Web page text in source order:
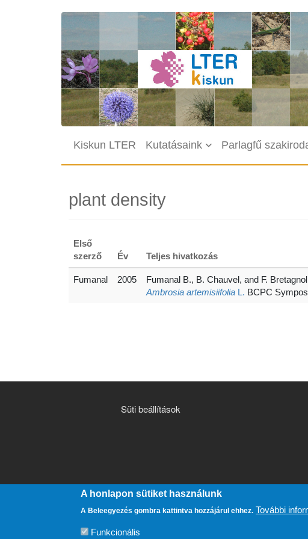
Kiskun LTER Kutatásaink Parlagfű
plant density
Első
szerző
Év Teljes hivatkozás
Fumanal 2005 Fumanal B., B. Chauvel, and F.
Ambrosia artemisiifolia L. BCPC
ESZKÖZÖK
Süti beállítások
A honlapon sütiket használunk
A Beleegyezés gombra kattintva hozzájárul ehhez. További
Funkcionális